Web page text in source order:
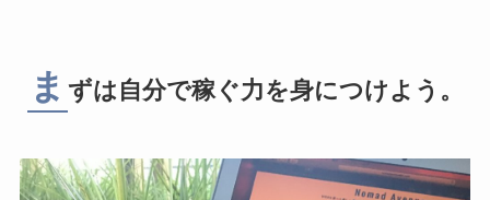
ま ずは自分で稼ぐ力を身につけよう。